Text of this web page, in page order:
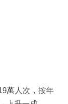
萬人次，按年